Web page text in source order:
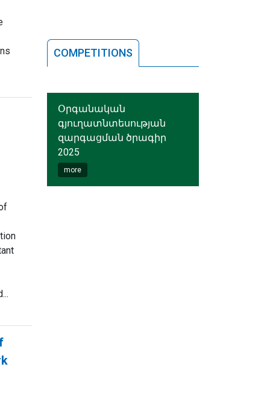
COMPETITIONS
Օրգանական
գյուղատնտեսության
զարգացման ծրագիր
2025
more